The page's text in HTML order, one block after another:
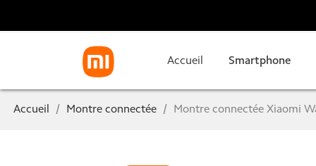
Accueil Smartphone
Accueil Montre connectée Montre connectée Xiaomi